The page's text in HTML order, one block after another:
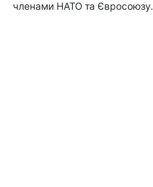
членами НАТО та Євросоюзу.